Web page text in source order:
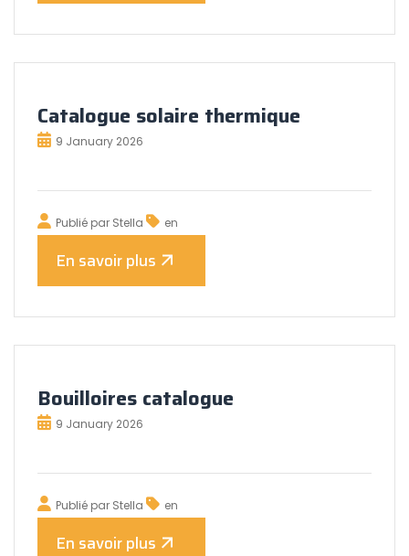
Catalogue solaire thermique
9 January 2026
Publié par Stella en
En savoir plus
Bouilloires catalogue
9 January 2026
Publié par Stella en
En savoir plus